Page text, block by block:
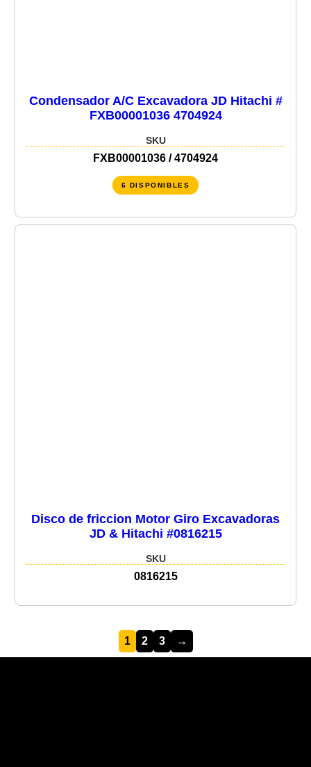
Condensador A/C Excavadora JD Hitachi #
FXB00001036 4704924
SKU
FXB00001036 / 4704924
6 DISPONIBLES
Disco de friccion Motor Giro Excavadoras
JD & Hitachi #0816215
SKU
0816215
1 2 3 →